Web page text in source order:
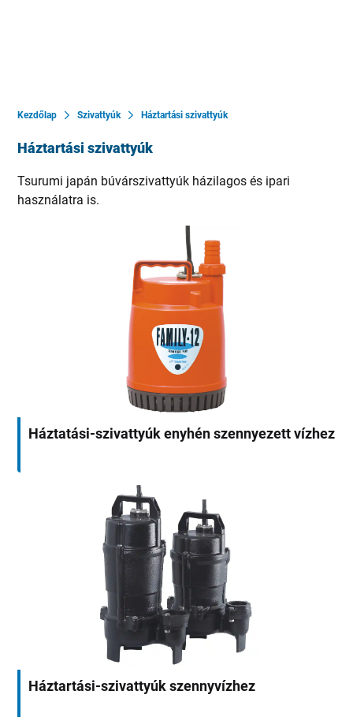
Kezdőlap Szivattyúk Háztartási szivattyúk
Háztartási szivattyúk
Tsurumi japán búvárszivattyúk házilagos és ipari
használatra is.
Háztatási-szivattyúk enyhén szennyezett vízhez
Háztartási-szivattyúk szennyvízhez